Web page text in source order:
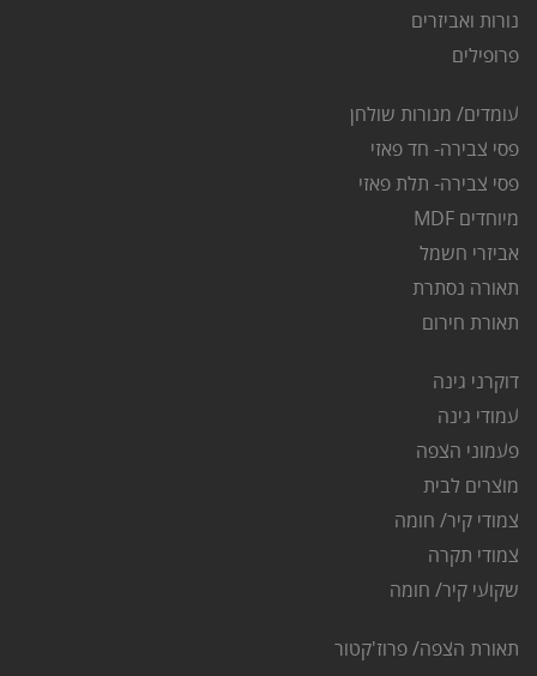
נורות ואביזרים
פרופילים
עומדים/ מנורות שולחן
פסי צבירה- חד פאזי
פסי צבירה- תלת פאזי
מיוחדים MDF
אביזרי חשמל
תאורה נסתרת
תאורת חירום
דוקרני גינה
עמודי גינה
פעמוני הצפה
מוצרים לבית
צמודי קיר/ חומה
צמודי תקרה
שקועי קיר/ חומה
תאורת הצפה/ פרוז'קטור